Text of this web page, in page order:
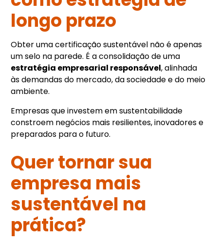
longo prazo
Obter uma certificação sustentável não é apenas
um selo na parede. É a consolidação de uma
estratégia empresarial responsável, alinhada
às demandas do mercado, da sociedade e do meio
ambiente.
Empresas que investem em sustentabilidade
constroem negócios mais resilientes, inovadores e
preparados para o futuro.
Quer tornar sua
empresa mais
sustentável na
prática?